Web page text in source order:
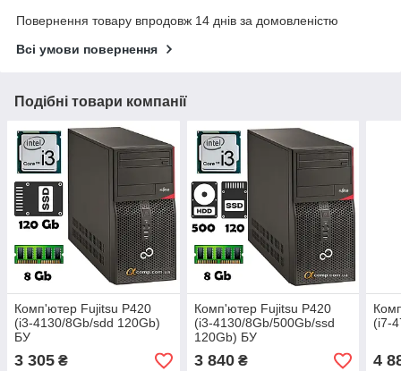
Повернення товару впродовж 14 днів за домовленістю
Всі умови повернення
Подібні товари компанії
Комп'ютер Fujitsu P420
(i3-4130/8Gb/sdd 120Gb)
БУ
3 305 ₴
Комп'ютер Fujitsu P420
(i3-4130/8Gb/500Gb/ssd
120Gb) БУ
3 840₴
(i7-
4